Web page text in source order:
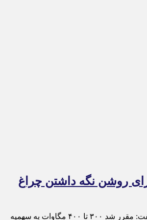
برای روشن نگه داشتن چراغ
معاون وزیر صمت، گفت: مقرر شد ۳۰۰ تا ۴۰۰ مگاوات به سهمیه